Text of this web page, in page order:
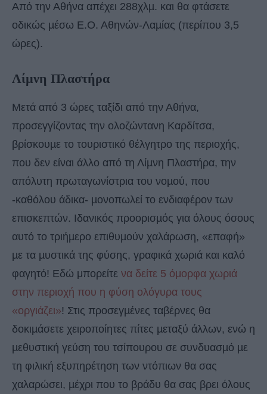
Από την Αθήνα απέχει 288χλµ. και θα φτάσετε
οδικώς µέσω Ε.Ο. Αθηνών-Λαµίας (περίπου 3,5
ώρες).
Λίµνη Πλαστήρα
Μετά από 3 ώρες ταξίδι από την Αθήνα,
προσεγγίζοντας την ολοζώντανη Καρδίτσα,
βρίσκουµε το τουριστικό θέλγητρο της περιοχής,
που δεν είναι άλλο από τη Λίµνη Πλαστήρα, την
απόλυτη πρωταγωνίστρια του νοµού, που
-καθόλου άδικα- µονοπωλεί το ενδιαφέρον των
επισκεπτών. Ιδανικός προορισµός για όλους όσους
αυτό το τριήµερο επιθυµούν χαλάρωση, «επαφή»
µε τα µυστικά της φύσης, γραφικά χωριά και καλό
φαγητό! Εδώ μπορείτε να δείτε 5 όμορφα χωριά
στην περιοχή που η φύση ολόγυρα τους
«οργιάζει»! Στις προσεγµένες ταβέρνες θα
δοκιµάσετε χειροποίητες πίτες µεταξύ άλλων, ενώ η
µεθυστική γεύση του τσίπουρου σε συνδυασµό µε
τη φιλική εξυπηρέτηση των ντόπιων θα σας
χαλαρώσει, µέχρι που το βράδυ θα σας βρει όλους